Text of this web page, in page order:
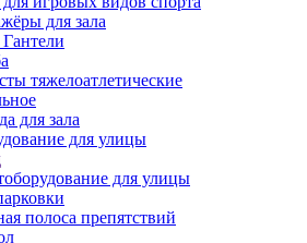
для зала
тяжелоатлетические
для зала
для улицы
для улицы
полоса препятствий